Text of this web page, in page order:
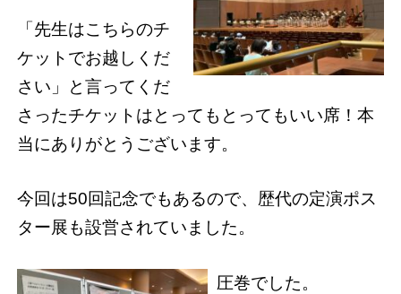
「先生はこちらのチ
ケットでお越しくだ
さい」と言ってくだ
さったチケットはとってもとってもいい席！本
当にありがとうございます。
今回は50回記念でもあるので、歴代の定演ポス
ター展も設営されていました。
圧巻でした。